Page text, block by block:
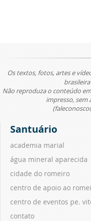
Os textos, fotos, artes e
Não reproduza o conteúdo
impresso, sem
Santuário
academia marial
água mineral aparecida
cidade do romeiro
centro de apoio ao
centro de eventos pe.
contato